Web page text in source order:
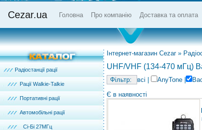
Cezar.ua Головна Про компанію Доставка та оплата
Радіостанції рації
Рації Walkie-Talkie
Портативні рації
Автомобільні рації
Сі-Бі 27МГц
Інтернет-магазин Cezar »
UHF/VHF (134-470 мГц)
всі
AnyTone
Є в наявності